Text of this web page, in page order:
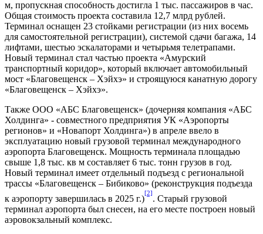
м, пропускная способность достигла 1 тыс. пассажиров в час.
Общая стоимость проекта составила 12,7 млрд рублей.
Терминал оснащен 23 стойками регистрации (из них восемь
для самостоятельной регистрации), системой сдачи багажа, 14
лифтами, шестью эскалаторами и четырьмя телетрапами.
Новый терминал стал частью проекта «Амурский
транспортный коридор», который включает автомобильный
мост «Благовещенск – Хэйхэ» и строящуюся канатную дорогу
«Благовещенск – Хэйхэ».
Также ООО «АБС Благовещенск» (дочерняя компания «АБС
Холдинга» - совместного предприятия УК «Аэропорты
регионов» и «Новапорт Холдинга») в апреле ввело в
эксплуатацию новый грузовой терминал международного
аэропорта Благовещенск. Мощность терминала площадью
свыше 1,8 тыс. кв м составляет 6 тыс. тонн грузов в год.
Новый терминал имеет отдельный подъезд с региональной
трассы «Благовещенск – Бибиково» (реконструкция подъезда
к аэропорту завершилась в 2025 г.)
[2]
. Старый грузовой
терминал аэропорта был снесен, на его месте построен новый
аэровокзальный комплекс.